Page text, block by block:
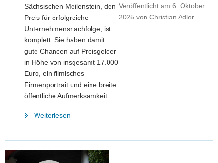
Veröffentlicht am 6. Oktober
2025 von Christian Adler
Sächsischen Meilenstein, den
Preis für erfolgreiche
Unternehmensnachfolge, ist
komplett. Sie haben damit
gute Chancen auf Preisgelder
in Höhe von insgesamt 17.000
Euro, ein filmisches
Firmenportrait und eine breite
öffentliche Aufmerksamkeit.
Weiterlesen
sind